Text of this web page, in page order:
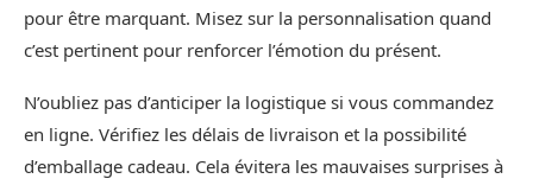
pour être marquant. Misez sur la personnalisation quand
c’est pertinent pour renforcer l’émotion du présent.
N’oubliez pas d’anticiper la logistique si vous commandez
en ligne. Vérifiez les délais de livraison et la possibilité
d’emballage cadeau. Cela évitera les mauvaises surprises à